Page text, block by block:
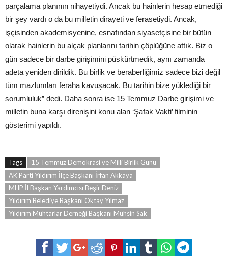
parçalama planının nihayetiydi. Ancak bu hainlerin hesap etmediği
bir şey vardı o da bu milletin dirayeti ve ferasetiydi. Ancak,
işçisinden akademisyenine, esnafından siyasetçisine bir bütün
olarak hainlerin bu alçak planlarını tarihin çöplüğüne attık. Biz o
gün sadece bir darbe girişimini püskürtmedik, aynı zamanda
adeta yeniden dirildik. Bu birlik ve beraberliğimiz sadece bizi değil
tüm mazlumları feraha kavuşacak. Bu tarihin bize yüklediği bir
sorumluluk” dedi. Daha sonra ise 15 Temmuz Darbe girişimi ve
milletin buna karşı direnişini konu alan ‘Şafak Vakti’ filminin
gösterimi yapıldı.
Tags
15 Temmuz Demokrasi ve Milli Birlik Günü
AK Parti Yıldırım İlçe Başkanı İrfan Akkaya
MHP İl Başkan Yardımcısı Beşir Deniz
Yıldırım Belediye Başkanı Oktay Yılmaz
Yıldırım Muhtarlar Derneği Başkanı Muhsin Sak